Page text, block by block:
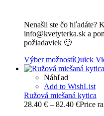
Nenašli ste čo hľadáte?
info@kvetyterka.sk a
požiadaviek 🙂
Výber možnostíQuick
Náhľad
Add to WishList
Ružová miešaná kytica
28.40 € – 82.40 €Price